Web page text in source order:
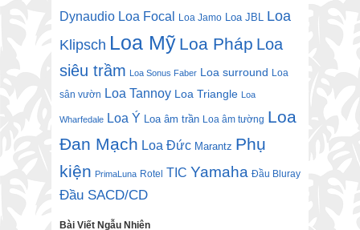
Dynaudio Loa Focal Loa Jamo Loa JBL
Loa
Klipsch Loa Mỹ Loa Pháp Loa
siêu trầm Loa Sonus Faber Loa surround Loa
sân vườn Loa Tannoy Loa Triangle Loa
Wharfedale Loa Ý Loa âm trần Loa âm tường Loa
Đan Mạch Loa Đức Marantz Phụ
kiện PrimaLuna Rotel TIC Yamaha Đầu Bluray
Đầu SACD/CD
Bài Viết Ngẫu Nhiên